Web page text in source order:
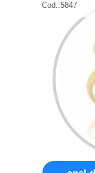
Cod.:5847